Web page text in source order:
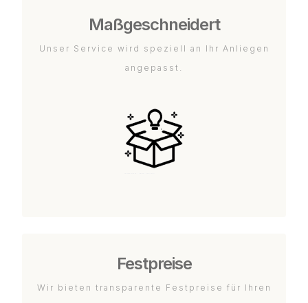
Maßgeschneidert
Unser Service wird speziell an Ihr Anliegen
angepasst.
Festpreise
Wir bieten transparente Festpreise für Ihren